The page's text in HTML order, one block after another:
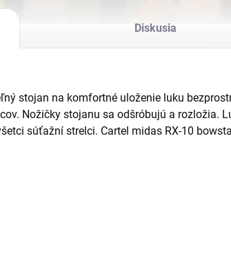
Diskusia
stojan na komfortné uloženie luku
Nožičky stojanu sa odšróbujú a rozložia.
súťažní strelci. Cartel midas RX-10